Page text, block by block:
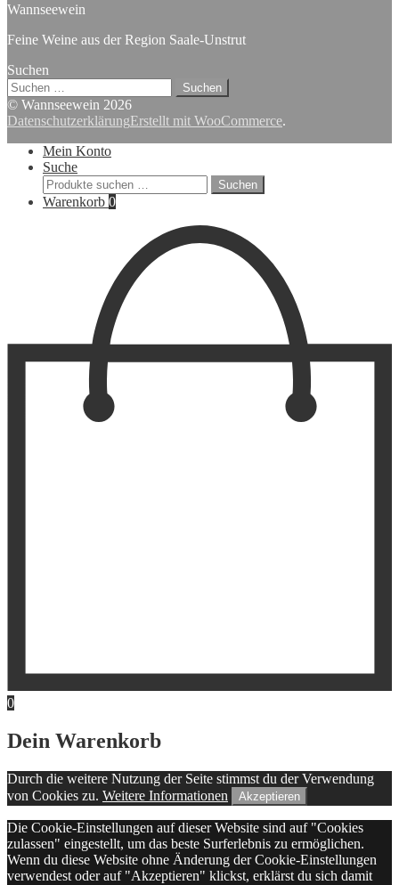
Wannseewein
Feine Weine aus der Region Saale-Unstrut
Suchen
Suchen
nach:
© Wannseewein 2026
DatenschutzerklärungErstellt mit WooCommerce.
Mein Konto
Suche
Suchen
nach:
Suchen
Warenkorb 0
0
Dein Warenkorb
Durch die weitere Nutzung der Seite stimmst du der Verwendung
von Cookies zu. Weitere Informationen Akzeptieren
Die Cookie-Einstellungen auf dieser Website sind auf "Cookies
zulassen" eingestellt, um das beste Surferlebnis zu ermöglichen.
Wenn du diese Website ohne Änderung der Cookie-Einstellungen
verwendest oder auf "Akzeptieren" klickst, erklärst du sich damit